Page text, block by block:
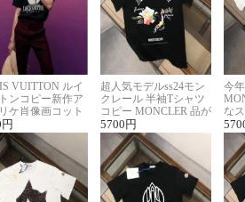
VUITTON ルイ
ンコピー新作ア
ケ肖像画コット
ト半袖Tシャツ
円
超人気モデルss24モン
クレール 半袖Tシャツ
コピー MONCLER 品が
良く見た目
5700 円
今
な
ル